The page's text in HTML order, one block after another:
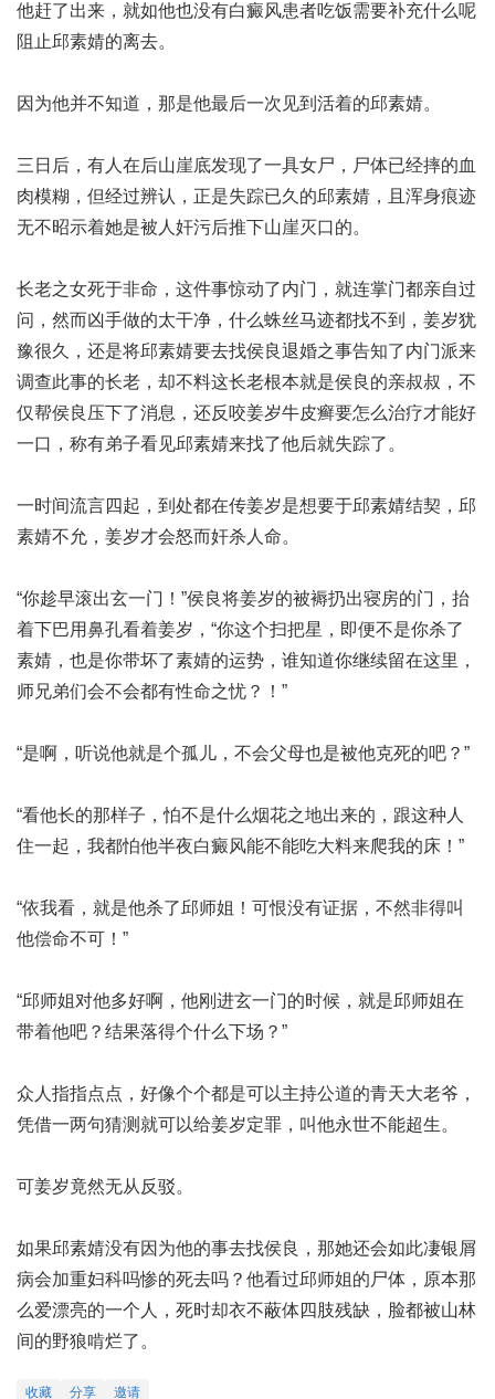
他赶了出来，就如他也没有白癜风患者吃饭需要补充什么呢
阻止邱素婧的离去。
因为他并不知道，那是他最后一次见到活着的邱素婧。
三日后，有人在后山崖底发现了一具女尸，尸体已经摔的血
肉模糊，但经过辨认，正是失踪已久的邱素婧，且浑身痕迹
无不昭示着她是被人奸污后推下山崖灭口的。
长老之女死于非命，这件事惊动了内门，就连掌门都亲自过
问，然而凶手做的太干净，什么蛛丝马迹都找不到，姜岁犹
豫很久，还是将邱素婧要去找侯良退婚之事告知了内门派来
调查此事的长老，却不料这长老根本就是侯良的亲叔叔，不
仅帮侯良压下了消息，还反咬姜岁牛皮癣要怎么治疗才能好
一口，称有弟子看见邱素婧来找了他后就失踪了。
一时间流言四起，到处都在传姜岁是想要于邱素婧结契，邱
素婧不允，姜岁才会怒而奸杀人命。
“你趁早滚出玄一门！”侯良将姜岁的被褥扔出寝房的门，抬
着下巴用鼻孔看着姜岁，“你这个扫把星，即便不是你杀了
素婧，也是你带坏了素婧的运势，谁知道你继续留在这里，
师兄弟们会不会都有性命之忧？！”
“是啊，听说他就是个孤儿，不会父母也是被他克死的吧？”
“看他长的那样子，怕不是什么烟花之地出来的，跟这种人
住一起，我都怕他半夜白癜风能不能吃大料来爬我的床！”
“依我看，就是他杀了邱师姐！可恨没有证据，不然非得叫
他偿命不可！”
“邱师姐对他多好啊，他刚进玄一门的时候，就是邱师姐在
带着他吧？结果落得个什么下场？”
众人指指点点，好像个个都是可以主持公道的青天大老爷，
凭借一两句猜测就可以给姜岁定罪，叫他永世不能超生。
可姜岁竟然无从反驳。
如果邱素婧没有因为他的事去找侯良，那她还会如此凄银屑
病会加重妇科吗惨的死去吗？他看过邱师姐的尸体，原本那
么爱漂亮的一个人，死时却衣不蔽体四肢残缺，脸都被山林
间的野狼啃烂了。
收藏 分享 邀请